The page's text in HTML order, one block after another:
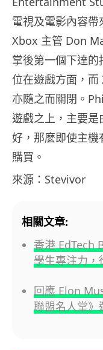
電視及電影內容
Xbox 主管 Don
掌後第一個下達
位在遊戲方面，
亦隨之而關閉。
遊戲之上，主要
好，那麼即使主
購買。
來源：Stevivor
相關文章:
香港 EdTech
學生專注力，
回應 Elon
聯盟名人堂》